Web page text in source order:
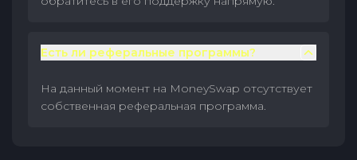
Есть ли реферальные программы?
На данный момент на MoneySwap отсутствует
собственная реферальная программа.